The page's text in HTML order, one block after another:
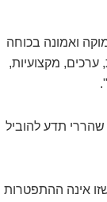
ואמונה בכוחה
ערכים, מקצועיות,
שהררי תדע להוביל
אינה ההתפטרות